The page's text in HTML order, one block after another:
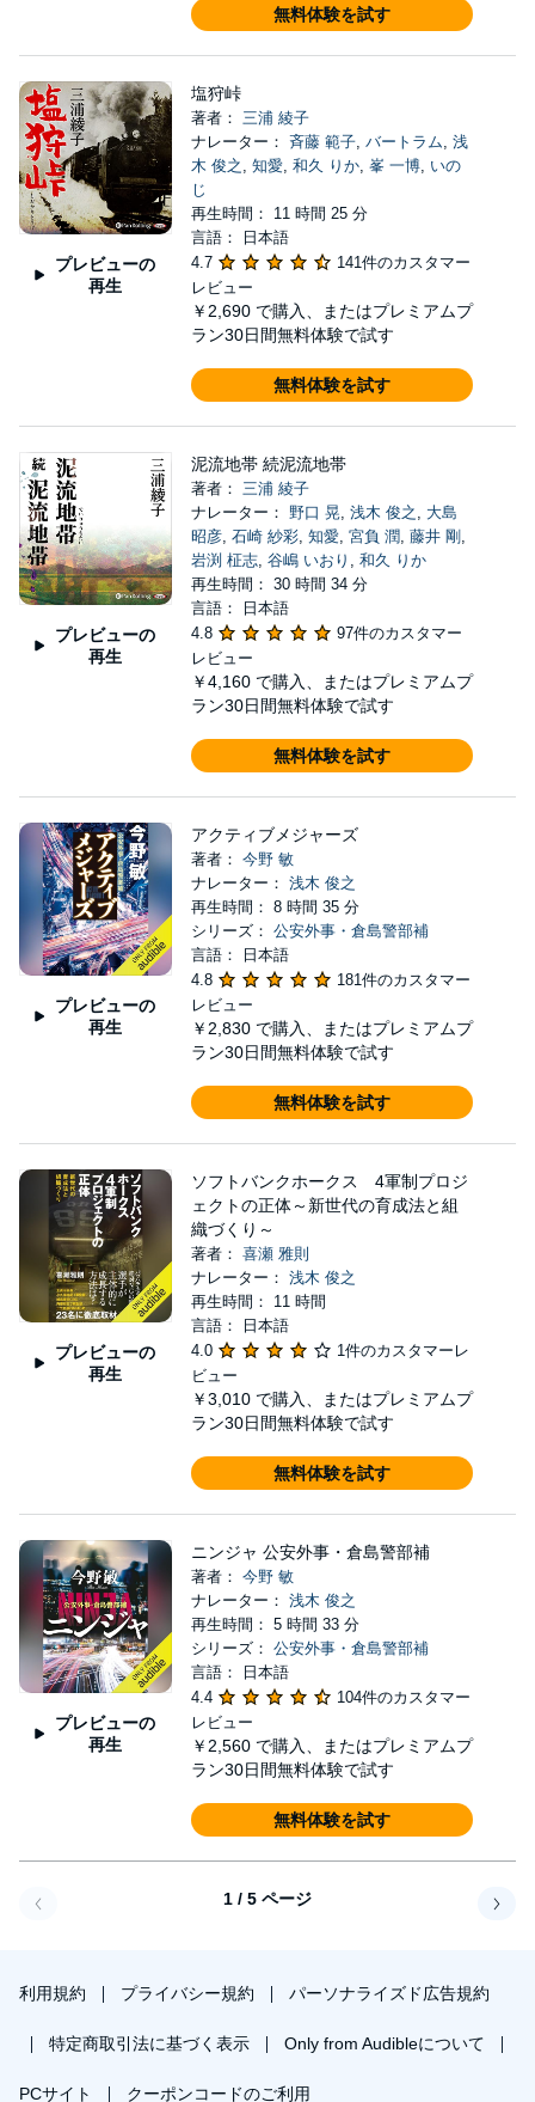
無料体験を試す
プレビューの
再生
塩狩峠
著者： 三浦 綾子
ナレーター： 斉藤 範子, バートラム, 浅
木 俊之 , 知愛, 和久 りか, 峯 一博, いの
じ
再生時間： 11 時間 25 分
言語： 日本語
4.7
141件のカスタマー
レビュー
￥2,690 で購入、またはプレミアムプ
ラン30日間無料体験で試す
無料体験を試す
プレビューの
再生
泥流地帯 続泥流地帯
著者： 三浦 綾子
ナレーター： 野口 晃, 浅木 俊之 , 大島
昭彦, 石崎 紗彩, 知愛, 宮負 潤, 藤井 剛 ,
岩渕 柾志, 谷嶋 いおり , 和久 りか
再生時間： 30 時間 34 分
言語： 日本語
4.8
97件のカスタマー
レビュー
￥4,160 で購入、またはプレミアムプ
ラン30日間無料体験で試す
無料体験を試す
プレビューの
再生
アクティブメジャーズ
著者： 今野 敏
ナレーター： 浅木 俊之
再生時間： 8 時間 35 分
シリーズ： 公安外事・倉島警部補
言語： 日本語
4.8
181件のカスタマー
レビュー
￥2,830 で購入、またはプレミアムプ
ラン30日間無料体験で試す
無料体験を試す
プレビューの
再生
ソフトバンクホークス 4軍制プロジ
ェクトの正体～新世代の育成法と組
織づくり～
著者： 喜瀬 雅則
ナレーター： 浅木 俊之
再生時間： 11 時間
言語： 日本語
4.0
1件のカスタマーレ
ビュー
￥3,010 で購入、またはプレミアムプ
ラン30日間無料体験で試す
無料体験を試す
プレビューの
再生
ニンジャ 公安外事・倉島警部補
著者： 今野 敏
ナレーター： 浅木 俊之
再生時間： 5 時間 33 分
シリーズ： 公安外事・倉島警部補
言語： 日本語
4.4
104件のカスタマー
レビュー
￥2,560 で購入、またはプレミアムプ
ラン30日間無料体験で試す
無料体験を試す
1 / 5 ページ
利用規約 プライバシー規約 パーソナライズド広告規約
特定商取引法に基づく表示 Only from Audibleについて
PCサイト クーポンコードのご利用